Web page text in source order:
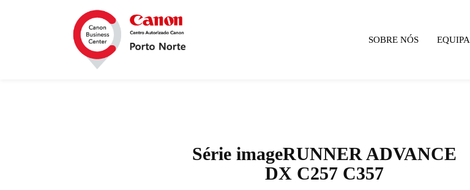
SOBRE NÓS EQUIPA
Série imageRUNNER ADVANCE
DX C257 C357